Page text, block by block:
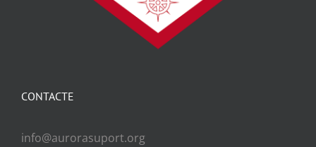
CONTACTE
info@aurorasuport.org